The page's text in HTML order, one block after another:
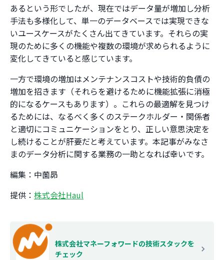
あるという形でしたが、現在ではデータ量が増加し分析
手法も多様化して、単一のデータベースでは実現できな
いユースケースがたくさん出てきています。それらの実
現のために多くの機能や複数の環境が求められるように
変化してきていると感じています。
一方で環境の増加はメンテナンスコストや技術的負債の
増加を招きます（それらを避けるために機能拡張に消極
的になるケースもあります）。これらの最適解を見つけ
るためには、なるべく多くのステークホルダー・関係者
と適切にコミュニケーションをとり、正しい意思決定を
し続けることが肝要だと考えています。本記事がみなさ
まのデータ分析に関する業務の一助となれば幸いです。
編集：中薗昴
提供： 株式会社Haul
株式会社マネーフォワードの技術スタックを
チェック